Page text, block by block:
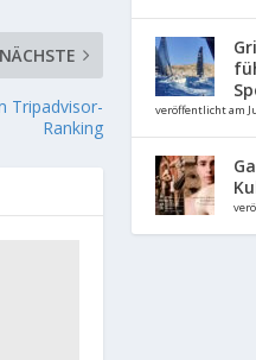
NÄCHSTE
Tripadvisor-
Ranking
veröffentlicht am